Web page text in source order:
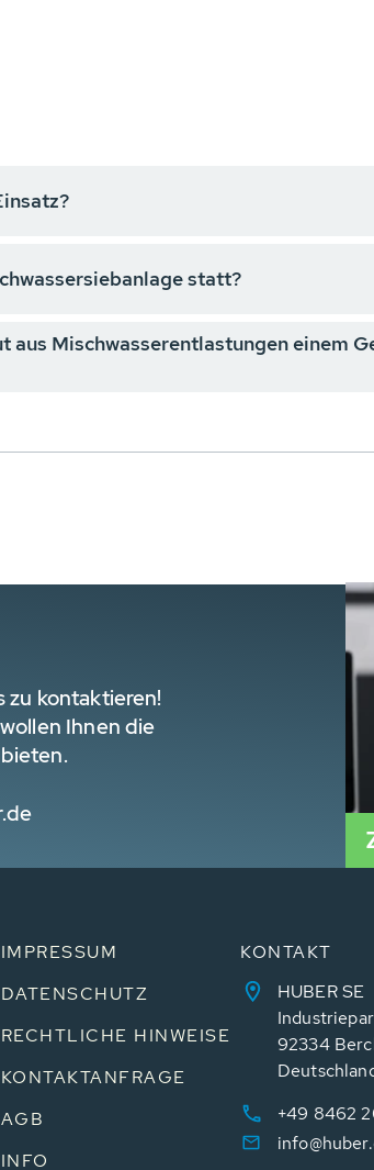
statt?
aus Mischwasserentlastungen einem
zu kontaktieren!
Ihnen die
IMPRESSUM
DATENSCHUTZ
RECHTLICHE HINWEISE
KONTAKTANFRAGE
AGB
INFO
KONTAKT
HUBER SE
92334
+49 8462